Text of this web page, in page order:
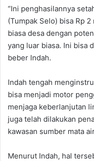
“Ini penghasilannya
(Tumpak Selo) bisa Rp
biasa desa dengan
yang luar biasa. Ini bisa
beber Indah.
Indah tengah
bisa menjadi motor
menjaga keberlanjutan
juga telah dilakukan
kawasan sumber mata
Menurut Indah, hal